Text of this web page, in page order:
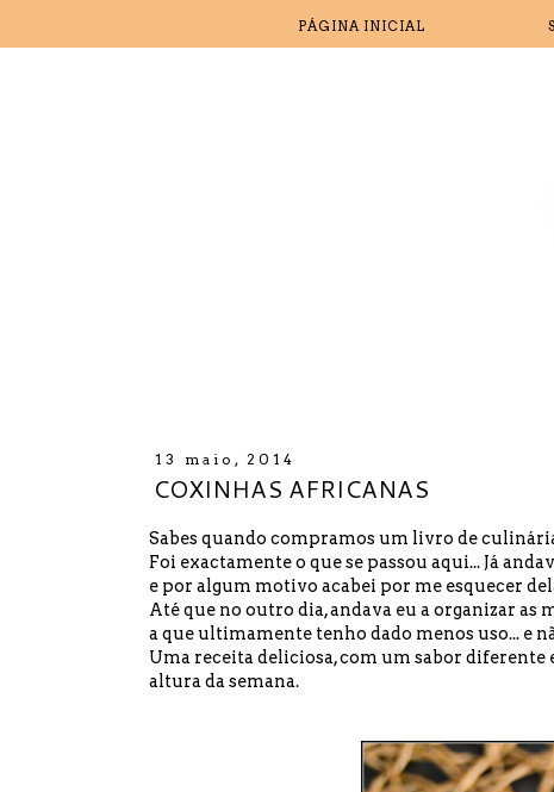
PÁGINA INICIAL
13 maio, 2014
COXINHAS AFRICANAS
Sabes quando compramos um livro de
Foi exactamente o que se passou aqui... Já
e por algum motivo acabei por me esquecer
Até que no outro dia, andava eu a organizar
a que ultimamente tenho dado menos uso... e
Uma receita deliciosa, com um sabor
altura da semana.